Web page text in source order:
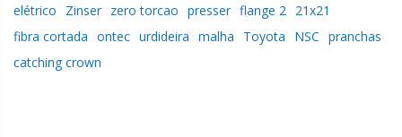
elétrico
Zinser zero torcao presser flange 2 21x21
fibra cortada ontec urdideira malha Toyota NSC pranchas
catching crown